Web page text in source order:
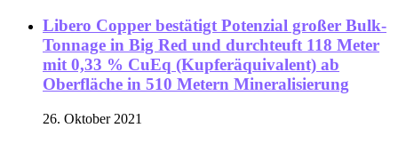
Libero Copper bestätigt Potenzial großer Bulk-
Tonnage in Big Red und durchteuft 118 Meter
mit 0,33 % CuEq (Kupferäquivalent) ab
Oberfläche in 510 Metern Mineralisierung
26. Oktober 2021